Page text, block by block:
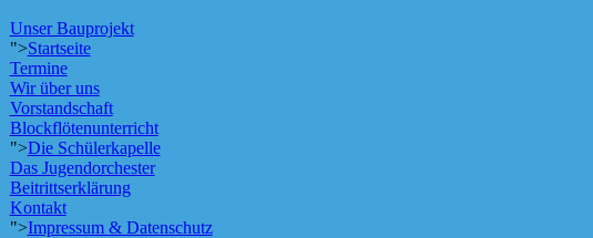
Unser Bauprojekt
">Startseite
Termine
Wir über uns
Vorstandschaft
Blockflötenunterricht
">Die Schülerkapelle
Das Jugendorchester
Beitrittserklärung
Kontakt
">Impressum & Datenschutz